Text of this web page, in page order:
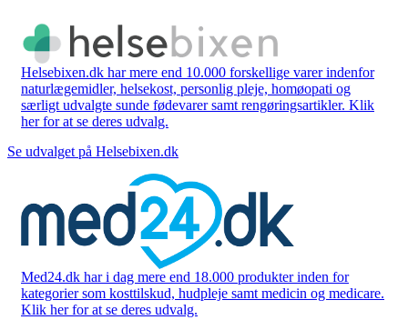
Helsebixen.dk har mere end 10.000 forskellige varer indenfor
naturlægemidler, helsekost, personlig pleje, homøopati og
særligt udvalgte sunde fødevarer samt rengøringsartikler. Klik
her for at se deres udvalg.
Se udvalget på Helsebixen.dk
Med24.dk har i dag mere end 18.000 produkter inden for
kategorier som kosttilskud, hudpleje samt medicin og medicare.
Klik her for at se deres udvalg.